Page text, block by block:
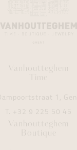
Vanhoutteghem
Time
Dampoortstraat 1, Gent
T. +32 9 225 50 45
Vanhoutteghem
Boutique